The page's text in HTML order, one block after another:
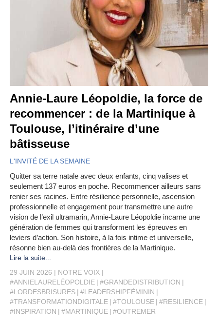
Annie-Laure Léopoldie, la force de
recommencer : de la Martinique à
Toulouse, l’itinéraire d’une
bâtisseuse
L'INVITÉ DE LA SEMAINE
Quitter sa terre natale avec deux enfants, cinq valises et
seulement 137 euros en poche. Recommencer ailleurs sans
renier ses racines. Entre résilience personnelle, ascension
professionnelle et engagement pour transmettre une autre
vision de l’exil ultramarin, Annie-Laure Léopoldie incarne une
génération de femmes qui transforment les épreuves en
leviers d’action. Son histoire, à la fois intime et universelle,
résonne bien au-delà des frontières de la Martinique.
Lire la suite...
29 JUIN 2026
NOTRE VOIX
#ANNIELAURELÉOPOLDIE
#GRANDEDISTRIBUTION
#LORDESBRISURES
#LEADERSHIPFÉMININ
#TRANSFORMATIONDIGITALE
#TOULOUSE
#RESILIENCE
#INSPIRATION
#MARTINIQUE #OUTREMER